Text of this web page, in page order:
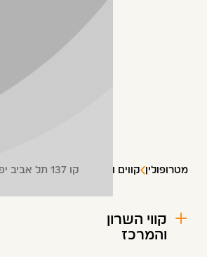
מטרופולין קווים ותחנות קו 137 תל אביב יפו - יהוד מונוסון
קווי השרון
והמרכז